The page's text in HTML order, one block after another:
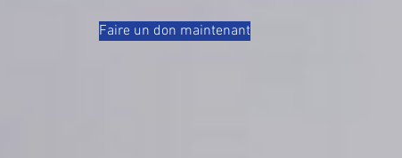
Faire un don maintenant